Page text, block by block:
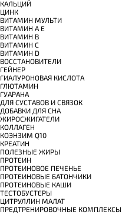
КАЛЬЦИЙ
ЦИНК
ВИТАМИН МУЛЬТИ
ВИТАМИН A E
ВИТАМИН B
ВИТАМИН C
ВИТАМИН D
ВОССТАНОВИТЕЛИ
ГЕЙНЕР
ГИАЛУРОНОВАЯ КИСЛОТА
ГЛЮТАМИН
ГУАРАНА
ДЛЯ СУСТАВОВ И СВЯЗОК
ДОБАВКИ ДЛЯ СНА
ЖИРОСЖИГАТЕЛИ
КОЛЛАГЕН
КОЭНЗИМ Q10
КРЕАТИН
ПОЛЕЗНЫЕ ЖИРЫ
ПРОТЕИН
ПРОТЕИНОВОЕ ПЕЧЕНЬЕ
ПРОТЕИНОВЫЕ БАТОНЧИКИ
ПРОТЕИНОВЫЕ КАШИ
ТЕСТОБУСТЕРЫ
ЦИТРУЛЛИН МАЛАТ
ПРЕДТРЕНИРОВОЧНЫЕ КОМПЛЕКСЫ